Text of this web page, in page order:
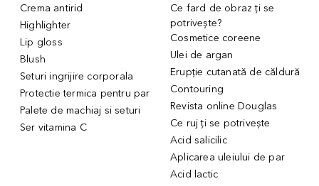
Crema antirid
Highlighter
Lip gloss
Blush
Seturi ingrijire corporala
Protectie termica pentru par
Palete de machiaj si seturi
Ser vitamina C
Ce fard de obraz ți se
potrivește?
Cosmetice coreene
Ulei de argan
Erupție cutanată de căldură
Contouring
Revista online Douglas
Ce ruj ți se potrivește
Acid salicilic
Aplicarea uleiului de par
Acid lactic